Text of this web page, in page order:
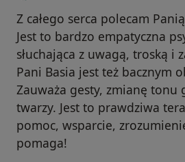
Z całego serca polecam
Jest to bardzo empatyczna
słuchająca z uwagą, troską i
Pani Basia jest też bacznym
Zauważa gesty, zmianę tonu
twarzy. Jest to prawdziwa
pomoc, wsparcie,
pomaga!